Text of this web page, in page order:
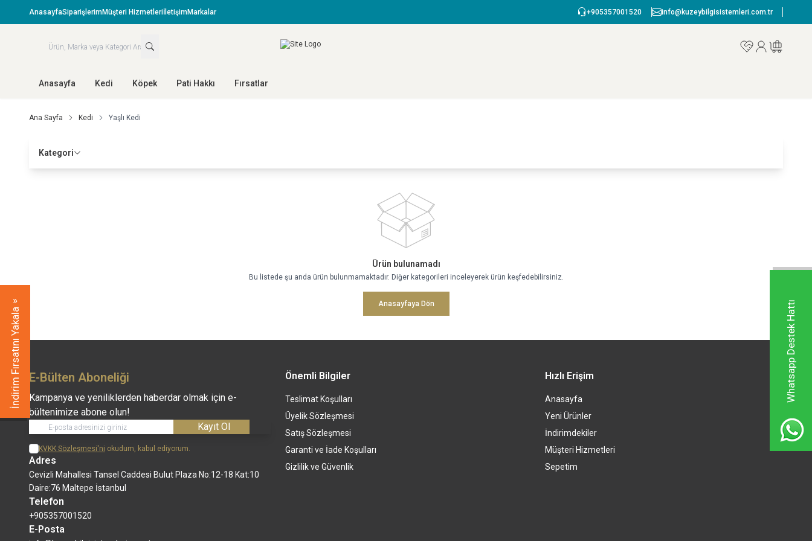
Whatsapp Destek Hattı
İndirim Fırsatını Yakala
AnasayfaSiparişlerimMüşteri HizmetleriİletişimMarkalar +905357001520 info@kuzeybilgisistemleri.com.tr
Favorilerim
HesabımSepetim
Anasayfa Kedi Köpek Pati Hakkı Fırsatlar
Ana Sayfa Kedi Yaşlı Kedi
Kategori
Ürün bulunamadı
Bu listede şu anda ürün bulunmamaktadır. Diğer kategorileri inceleyerek ürün keşfedebilirsiniz.
Anasayfaya Dön
E-Bülten Aboneliği
Kampanya ve yeniliklerden haberdar olmak için e-
bültenimize abone olun!
Kayıt Ol
KVKK Sözleşmesi'ni okudum, kabul ediyorum.
Adres
Cevizli Mahallesi Tansel Caddesi Bulut Plaza No:12-18 Kat:10
Daire:76 Maltepe İstanbul
Telefon
+905357001520
E-Posta
Önemli Bilgiler
Teslimat Koşulları
Üyelik Sözleşmesi
Satış Sözleşmesi
Garanti ve İade Koşulları
Gizlilik ve Güvenlik
Hızlı Erişim
Anasayfa
Yeni Ürünler
İndirimdekiler
Müşteri Hizmetleri
Sepetim